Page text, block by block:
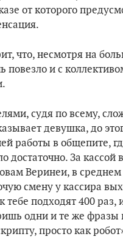
от которого
что, несмотря на
повезло и с
судя по всему,
девушка, до
работы в общепите,
достаточно. За кассой
Веринеи, в среднем
смену у кассира
тебе подходят 400 раз,
одни и те же фразы
просто как